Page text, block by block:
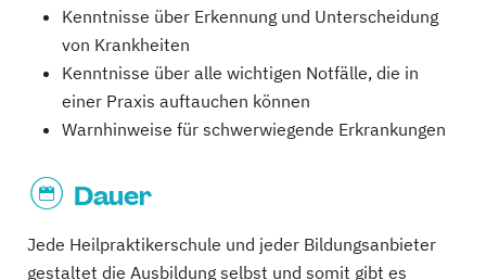
Kenntnisse über Erkennung und Unterscheidung
von Krankheiten
Kenntnisse über alle wichtigen Notfälle, die in
einer Praxis auftauchen können
Warnhinweise für schwerwiegende Erkrankungen
Dauer
Jede Heilpraktikerschule und jeder Bildungsanbieter
gestaltet die Ausbildung selbst und somit gibt es